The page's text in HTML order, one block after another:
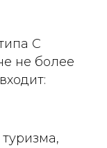
C
не более